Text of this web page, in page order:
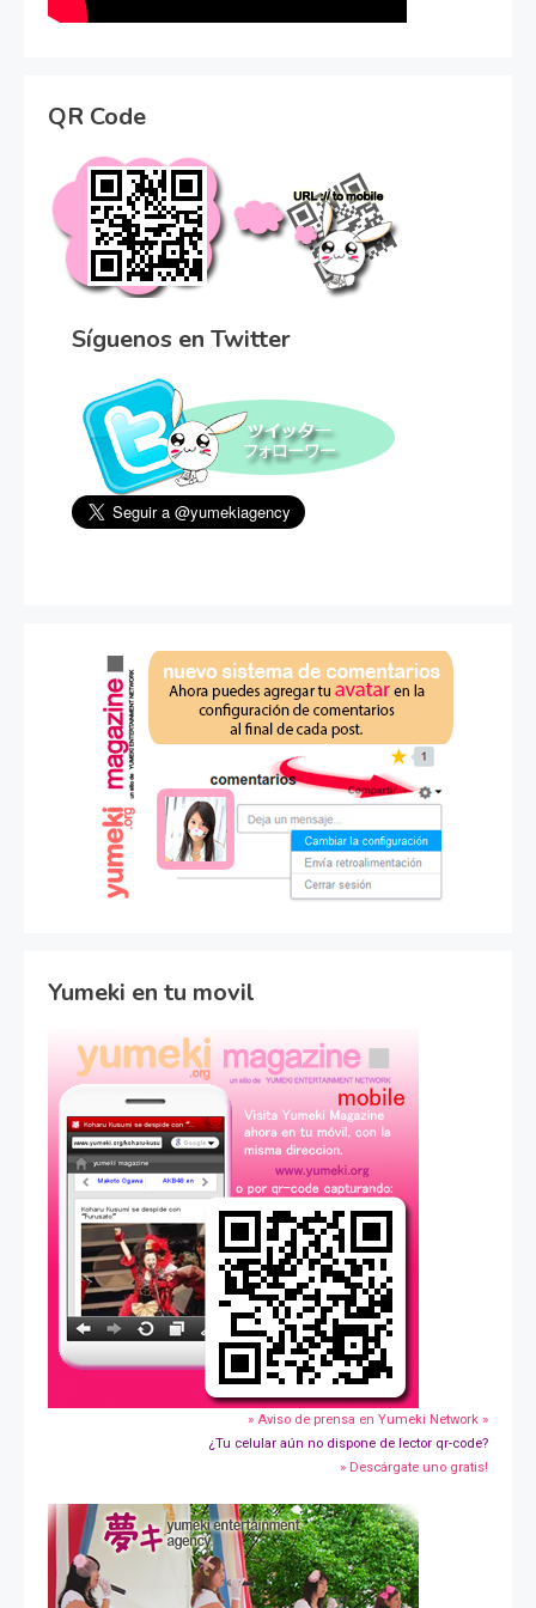
QR Code
Síguenos en Twitter
Yumeki en tu movil
» Aviso de prensa en Yumeki Network »
¿Tu celular aún no dispone de lector qr-code?
» Descárgate uno gratis!